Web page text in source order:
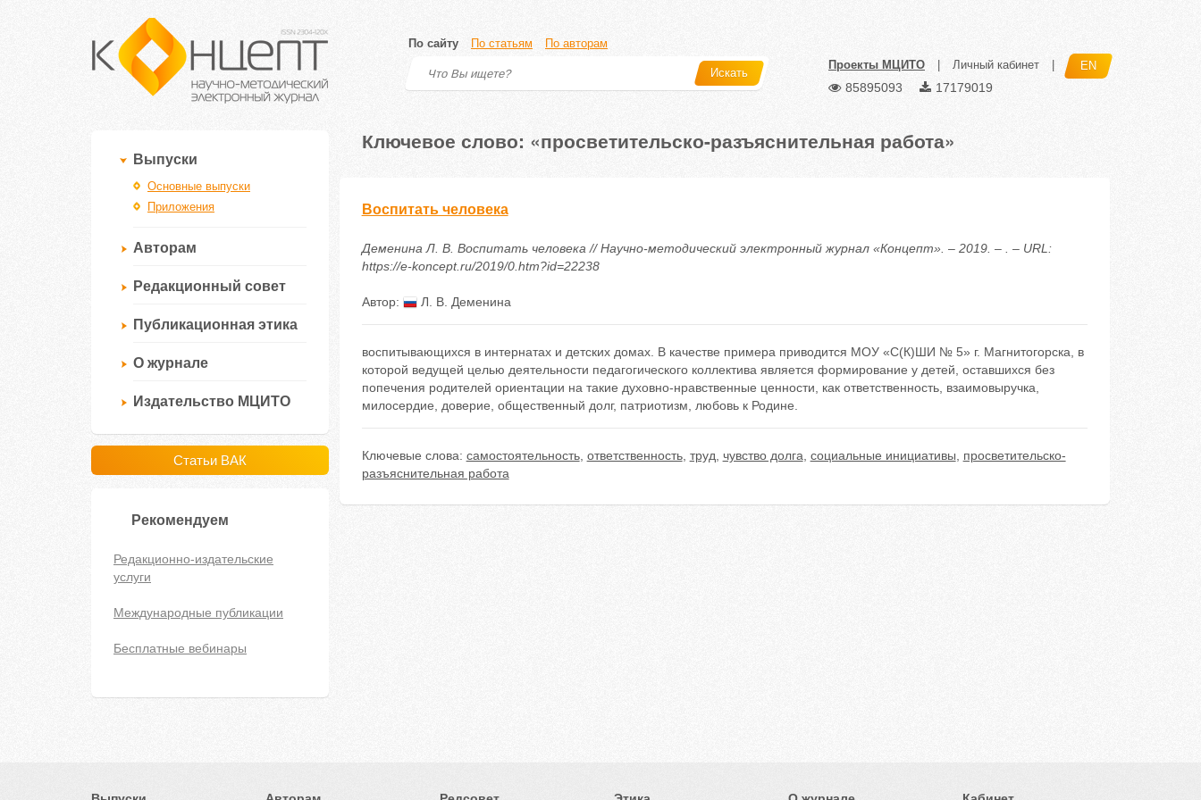
По сайту По статьям По авторам
Искать
Проекты МЦИТО Личный кабинет EN
85895093 17179019
Выпуски
Основные выпуски
Приложения
Авторам
Редакционный совет
Публикационная этика
О журнале
Издательство МЦИТО
Статьи ВАК
Рекомендуем
Редакционно-издательские
услуги
Международные публикации
Бесплатные вебинары
Ключевое слово: «просветительско-разъяснительная работа»
Воспитать человека
Деменина Л. В. Воспитать человека // Научно-методический электронный журнал «Концепт». – 2019. – . – URL:
https://e-koncept.ru/2019/0.htm?id=22238
Автор: Л. В. Деменина
воспитывающихся в интернатах и детских домах. В качестве примера приводится МОУ «С(К)ШИ № 5» г. Магнитогорска, в
которой ведущей целью деятельности педагогического коллектива является формирование у детей, оставшихся без
попечения родителей ориентации на такие духовно-нравственные ценности, как ответственность, взаимовыручка,
милосердие, доверие, общественный долг, патриотизм, любовь к Родине.
Ключевые слова: самостоятельность, ответственность, труд чувство долга социальные инициативы
просветительско-
разъяснительная работа